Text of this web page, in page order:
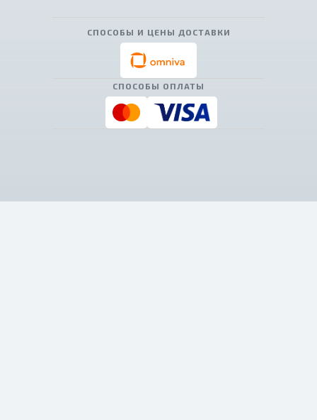
СПОСОБЫ И ЦЕНЫ ДОСТАВКИ
СПОСОБЫ ОПЛАТЫ